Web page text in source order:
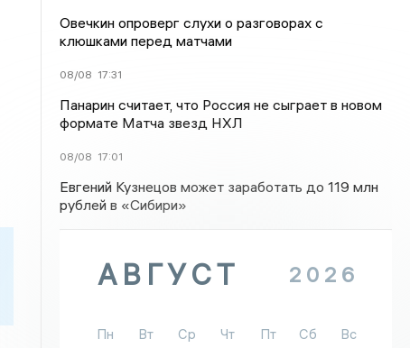
Овечкин опроверг слухи о разговорах с
клюшками перед матчами
08/08 17:31
Панарин считает, что Россия не сыграет в новом
формате Матча звезд НХЛ
08/08 17:01
Евгений Кузнецов может заработать до 119 млн
рублей в «Сибири»
АВГУСТ 2026
Пн Вт Ср Чт Пт Сб
Вс